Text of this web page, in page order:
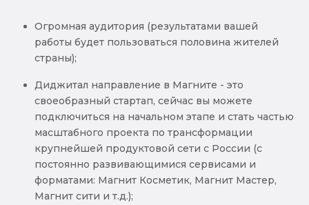
Огромная аудитория (результатами вашей
работы будет пользоваться половина жителей
страны);
Диджитал направление в Магните - это
своеобразный стартап, сейчас вы можете
подключиться на начальном этапе и стать частью
масштабного проекта по трансформации
крупнейшей продуктовой сети с России (с
постоянно развивающимися сервисами и
форматами: Магнит Косметик, Магнит Мастер,
Магнит сити и т.д.);